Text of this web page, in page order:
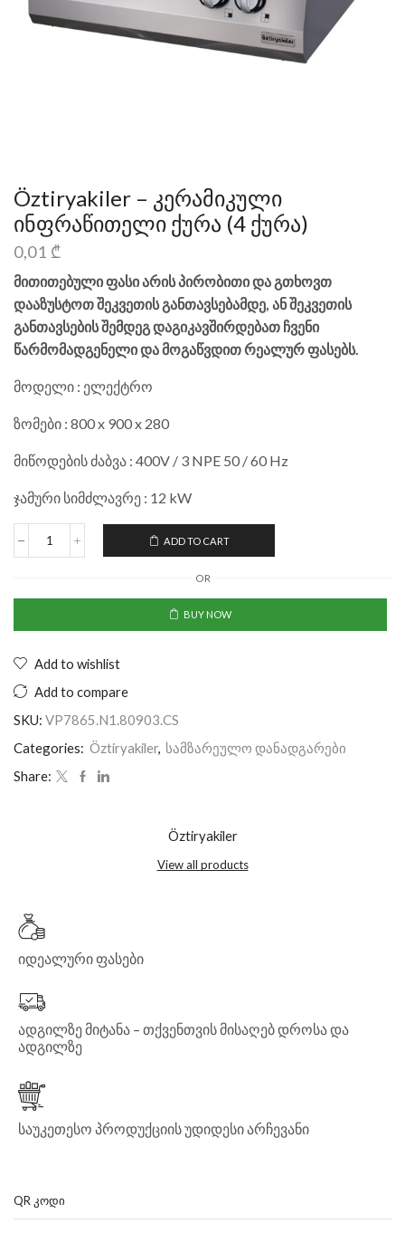
Öztiryakiler – კერამიკული
ინფრაწითელი ქურა (4 ქურა)
0,01 ₾
მითითებული ფასი არის პირობითი და გთხოვთ
დააზუსტოთ შეკვეთის განთავსებამდე, ან შეკვეთის
განთავსების შემდეგ დაგიკავშირდებათ ჩვენი
წარმომადგენელი და მოგაწვდით რეალურ ფასებს.
მოდელი : ელექტრო
ზომები : 800 x 900 x 280
მიწოდების ძაბვა : 400V / 3 NPE 50 / 60 Hz
ჯამური სიმძლავრე : 12 kW
ADD TO CART
OR
BUY NOW
Add to wishlist
Add to compare
SKU: VP7865.N1.80903.CS
Categories: Öztiryakiler, სამზარეულო დანადგარები
Share:
Öztiryakiler
View all products
იდეალური ფასები
ადგილზე მიტანა – თქვენთვის მისაღებ დროსა და
ადგილზე
საუკეთესო პროდუქციის უდიდესი არჩევანი
QR ᲙᲝᲓᲘ